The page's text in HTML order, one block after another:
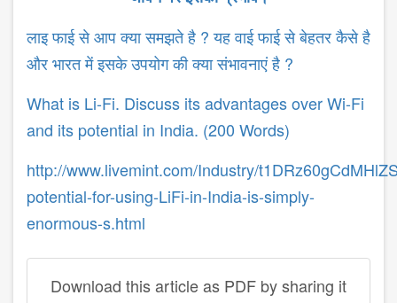
लाइ फाई से आप क्या समझते है ? यह वाई फाई से बेहतर कैसे है
और भारत में इसके उपयोग की क्या संभावनाएं है ?
What is Li-Fi. Discuss its advantages over Wi-Fi
and its potential in India. (200 Words)
http://www.livemint.com/Industry/
potential-for-using-LiFi-in-India-is-simply-
enormous-s.html
Download this article as PDF by sharing it